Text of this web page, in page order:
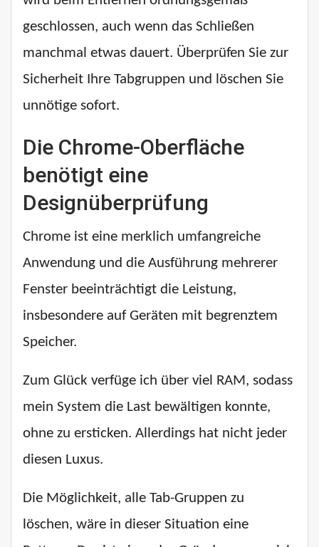
geschlossen, auch wenn das Schließen
manchmal etwas dauert. Überprüfen Sie zur
Sicherheit Ihre Tabgruppen und löschen Sie
unnötige sofort.
Die Chrome-Oberfläche
benötigt eine
Designüberprüfung
Chrome ist eine merklich umfangreiche
Anwendung und die Ausführung mehrerer
Fenster beeinträchtigt die Leistung,
insbesondere auf Geräten mit begrenztem
Speicher.
Zum Glück verfüge ich über viel RAM, sodass
mein System die Last bewältigen konnte,
ohne zu ersticken. Allerdings hat nicht jeder
diesen Luxus.
Die Möglichkeit, alle Tab-Gruppen zu
löschen, wäre in dieser Situation eine